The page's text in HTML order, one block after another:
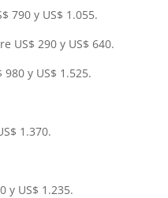
790 y US$ 1.055.
US$ 290 y US$ 640.
y US$ 1.525.
1.370.
y US$ 1.235.